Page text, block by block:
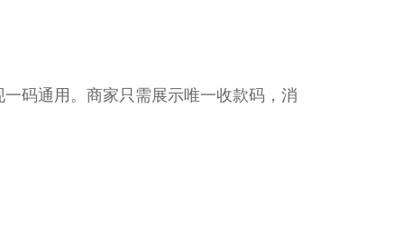
码通用。商家只需展示唯一收款码，消